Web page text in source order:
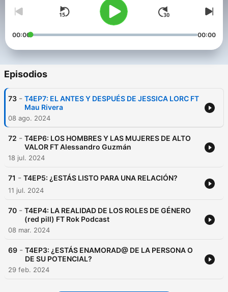
00:00 00:00
Episodios
73 - T4EP7: EL ANTES Y DESPUÉS DE JESSICA LORC FT
Mau Rivera
08 ago. 2024
72 - T4EP6: LOS HOMBRES Y LAS MUJERES DE ALTO
VALOR FT Alessandro Guzmán
18 jul. 2024
71 - T4EP5: ¿ESTÁS LISTO PARA UNA RELACIÓN?
11 jul. 2024
70 - T4EP4: LA REALIDAD DE LOS ROLES DE GÉNERO
(red pill) FT Rok Podcast
08 mar. 2024
69 - T4EP3: ¿ESTÁS ENAMORAD@ DE LA PERSONA O
DE SU POTENCIAL?
29 feb. 2024